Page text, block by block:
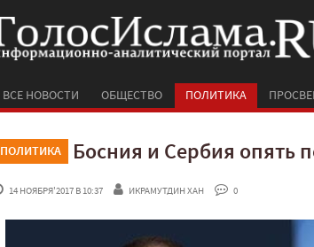
ВСЕ НОВОСТИ ОБЩЕСТВО ПОЛИТИКА
ПОЛИТИКА Босния и Сербия опять
14 НОЯБРЯ'2017 В 10:37 ИКРАМУТДИН ХАН 0